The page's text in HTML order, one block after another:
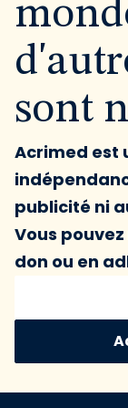
sont
Acrimed est
publicité ni
Vous
don ou en